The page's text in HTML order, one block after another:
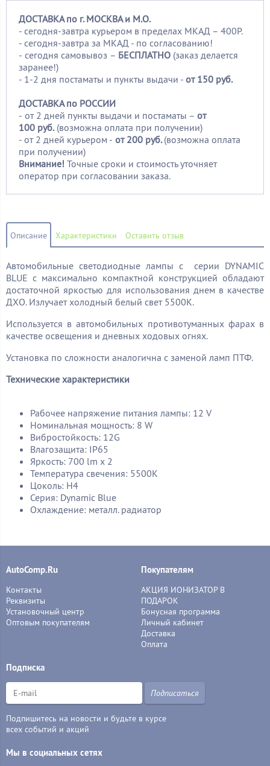
ДОСТАВКА по г. МОСКВА и М.О.
- сегодня-завтра курьером в пределах МКАД – 400Р.
- сегодня-завтра за МКАД - по согласованию!
- сегодня самовывоз – БЕСПЛАТНО (заказ делается
заранее!)
- 1-2 дня постаматы и пункты выдачи - от 150 руб.
ДОСТАВКА по РОССИИ
- от 2 дней пункты выдачи и постаматы – от
100 руб. (возможна оплата при получении)
- от 2 дней курьером - от 200 руб.(возможна оплата
при получении)
Внимание! Точные сроки и стоимость уточняет
оператор при согласовании заказа.
Описание Характеристики Оставить отзыв
Автомобильные светодиодные лампы с серии DYNAMIC
BLUE с максимально компактной конструкцией обладают
достаточной яркостью для использования днем в качестве
ДХО. Излучает холодный белый свет 5500K.
Используется в автомобильных противотуманных фарах в
качестве освещения и дневных ходовых огнях.
Установка по сложности аналогична с заменой ламп ПТФ.
Технические характеристики
Рабочее напряжение питания лампы: 12 V
Номинальная мощность: 8 W
Вибростойкость: 12G
Влагозащита: IP65
Яркость: 700 lm x 2
Температура свечения: 5500К
Цоколь: Н4
Серия: Dynamic Blue
Охлаждение: металл. радиатор
AutoComp.Ru
Контакты
Реквизиты
Установочный центр
Оптовым покупателям
Покупателям
АКЦИЯ ИОНИЗАТОР В
ПОДАРОК
Бонусная программа
Личный кабинет
Доставка
Оплата
Подписка
Подписаться
Подпишитесь на новости и будьте в курсе
всех событий и акций
Мы в социальных сетях